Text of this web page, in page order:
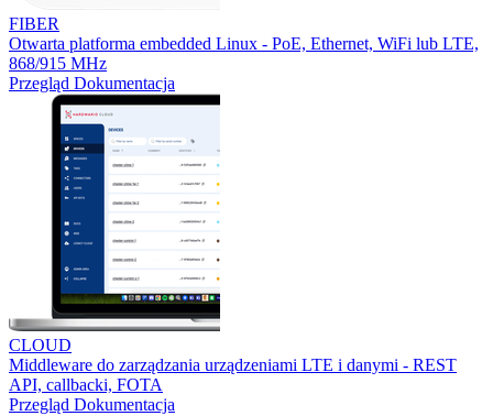
FIBER
Otwarta platforma embedded Linux - PoE, Ethernet, WiFi lub LTE,
868/915 MHz
Przegląd Dokumentacja
CLOUD
Middleware do zarządzania urządzeniami LTE i danymi - REST
API, callbacki, FOTA
Przegląd Dokumentacja